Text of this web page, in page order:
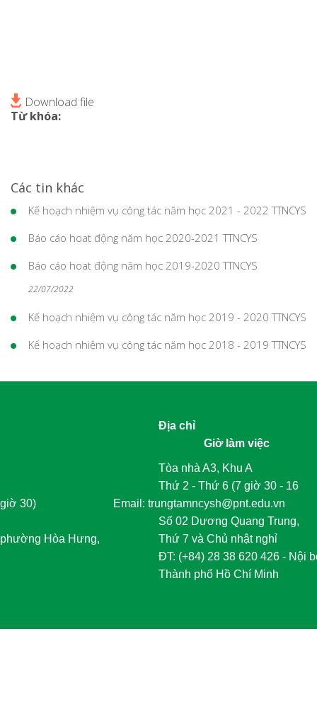
Download file
Từ khóa:
Các tin khác
Kế hoạch nhiệm vụ công tác năm học 2021 - 2022 TTNCYS
Báo cáo hoat động năm học 2020-2021 TTNCYS
Báo cáo hoat động năm học 2019-2020 TTNCYS
22/07/2022
Kế hoạch nhiệm vụ công tác năm học 2019 - 2020 TTNCYS
Kế hoạch nhiệm vụ công tác năm học 2018 - 2019 TTNCYS
Địa chỉ
Giờ làm việc
Tòa nhà A3, Khu A
Thứ 2 - Thứ 6 (7 giờ 30 - 16
giờ 30)
	Email: trungtamncysh@pnt.edu.vn
Số 02 Dương Quang Trung,
phường Hòa Hưng,
Thứ 7 và Chủ nhật nghỉ
	ĐT
: (+84) 28 38 620 426 - Nội
Thành phố Hồ Chí Minh